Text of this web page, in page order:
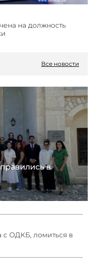
на должность
Все новости
в
с ОДКБ, ломиться в